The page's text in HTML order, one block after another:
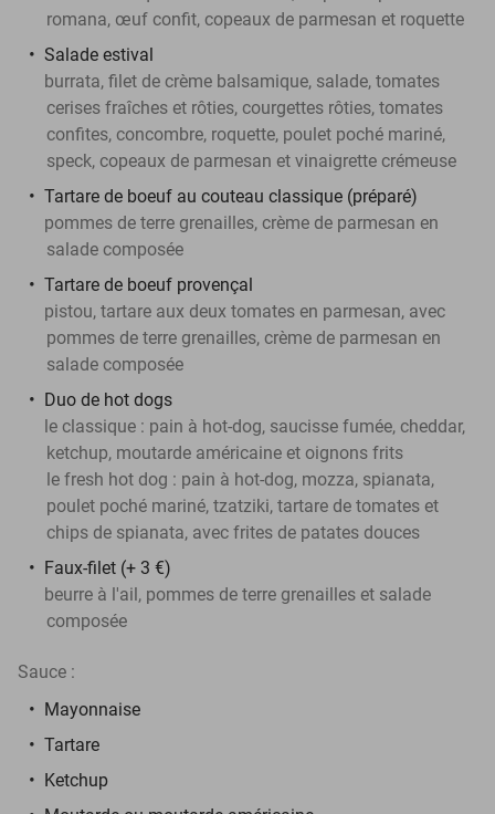
romana, œuf confit, copeaux de parmesan et roquette
Salade estival
burrata, filet de crème balsamique, salade, tomates
cerises fraîches et rôties, courgettes rôties, tomates
confites, concombre, roquette, poulet poché mariné,
speck, copeaux de parmesan et vinaigrette crémeuse
Tartare de boeuf au couteau classique (préparé)
pommes de terre grenailles, crème de parmesan en
salade composée
Tartare de boeuf provençal
pistou, tartare aux deux tomates en parmesan, avec
pommes de terre grenailles, crème de parmesan en
salade composée
Duo de hot dogs
le classique : pain à hot-dog, saucisse fumée, cheddar,
ketchup, moutarde américaine et oignons frits
le fresh hot dog : pain à hot-dog, mozza, spianata,
poulet poché mariné, tzatziki, tartare de tomates et
chips de spianata, avec frites de patates douces
Faux-filet (+ 3 €)
beurre à l'ail, pommes de terre grenailles et salade
composée
Sauce :
Mayonnaise
Tartare
Ketchup